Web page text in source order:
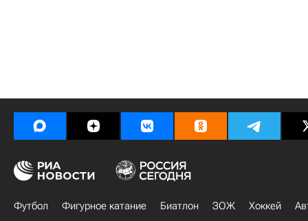
Футбол Фигурное катание Биатлон ЗОЖ Хоккей